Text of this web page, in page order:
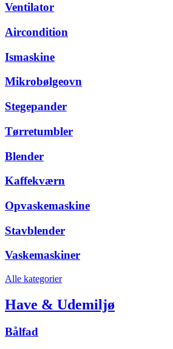
Ventilator
Aircondition
Ismaskine
Mikrobølgeovn
Stegepander
Tørretumbler
Blender
Kaffekværn
Opvaskemaskine
Stavblender
Vaskemaskiner
Alle kategorier
Have & Udemiljø
Bålfad